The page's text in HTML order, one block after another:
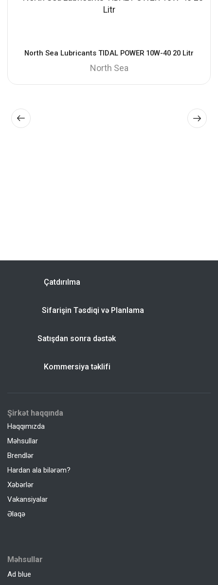
North Sea Lubricants TIDAL POWER 10W-40 20 Litr
North Sea
Çatdırılma
Sifarişin Təsdiqi və Planlama
Satışdan sonra dəstək
Kommersiya təklifi
Şirkət haqqında
Haqqımızda
Məhsullar
Brendlər
Hardan ala bilərəm?
Xəbərlər
Vakansiyalar
Əlaqə
Məhsullar
Ad blue